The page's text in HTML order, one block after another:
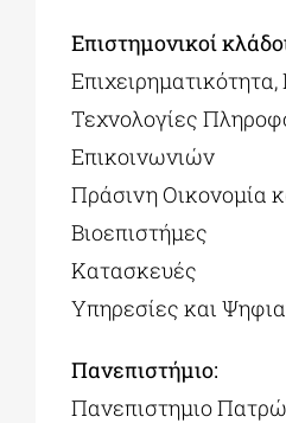
Επιστημονικοί
Τεχνολογίες
Επικοινωνιών
Πράσινη Οικονομία
Βιοεπιστήμες
Κατασκευές
Υπηρεσίες και
Πανεπιστήμιο:
Πανεπιστημιο